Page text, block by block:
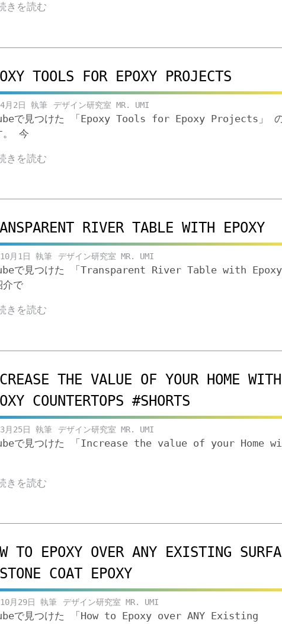
きを読む
TOOLS FOR EPOXY PROJECTS
月2日 デザイン研究室 MR. UMI
で見つけた 「Epoxy Tools for Epoxy Projects」
。 今
きを読む
RIVER TABLE WITH EPOXY
月1日 デザイン研究室 MR. UMI
で見つけた 「Transparent River Table with
介で
きを読む
THE VALUE OF YOUR HOME WITH
COUNTERTOPS #SHORTS
月25日 デザイン研究室 MR. UMI
で見つけた 「Increase the value of your Home
きを読む
TO EPOXY OVER ANY EXISTING
COAT EPOXY
月29日 デザイン研究室 MR. UMI
で見つけた 「How to Epoxy over ANY Existing